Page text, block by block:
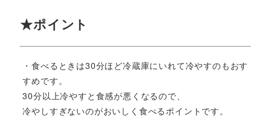
★ポイント
・食べるときは30分ほど冷蔵庫にいれて冷やすのもおす
すめです。
30分以上冷やすと食感が悪くなるので、
冷やしすぎないのがおいしく食べるポイントです。